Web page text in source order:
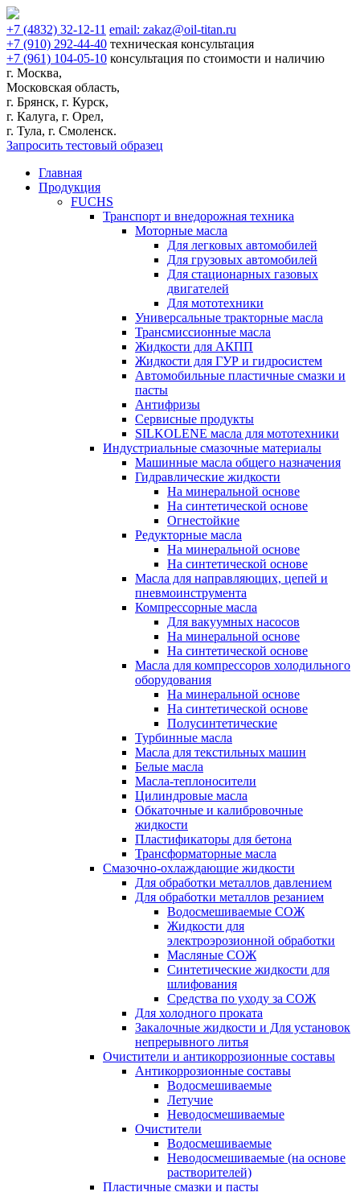
+7 (4832) 32-12-11 email: zakaz@oil-titan.ru
+7 (910) 292-44-40 техническая консультация
+7 (961) 104-05-10 консультация по стоимости и наличию
г. Москва,
Московская область,
г. Брянск, г. Курск,
г. Калуга, г. Орел,
г. Тула, г. Смоленск.
Запросить тестовый образец
Главная
Продукция
FUCHS
Транспорт и внедорожная техника
Моторные масла
Для легковых автомобилей
Для грузовых автомобилей
Для стационарных газовых
двигателей
Для мототехники
Универсальные тракторные масла
Трансмиссионные масла
Жидкости для АКПП
Жидкости для ГУР и гидросистем
Автомобильные пластичные смазки и
пасты
Антифризы
Сервисные продукты
SILKOLENE масла для мототехники
Индустриальные смазочные материалы
Машинные масла общего назначения
Гидравлические жидкости
На минеральной основе
На синтетической основе
Огнестойкие
Редукторные масла
На минеральной основе
На синтетической основе
Масла для направляющих, цепей и
пневмоинструмента
Компрессорные масла
Для вакуумных насосов
На минеральной основе
На синтетической основе
Масла для компрессоров холодильного
оборудования
На минеральной основе
На синтетической основе
Полусинтетические
Турбинные масла
Масла для текстильных машин
Белые масла
Масла-теплоносители
Цилиндровые масла
Обкаточные и калибровочные
жидкости
Пластификаторы для бетона
Трансформаторные масла
Смазочно-охлаждающие жидкости
Для обработки металлов давлением
Для обработки металлов резанием
Водосмешиваемые СОЖ
Жидкости для
электроэрозионной обработки
Масляные СОЖ
Синтетические жидкости для
шлифования
Средства по уходу за СОЖ
Для холодного проката
Закалочные жидкости и Для установок
непрерывного литья
Очистители и антикоррозионные составы
Антикоррозионные составы
Водосмешиваемые
Летучие
Неводосмешиваемые
Очистители
Водосмешиваемые
Неводосмешиваемые (на основе
растворителей)
Пластичные смазки и пасты